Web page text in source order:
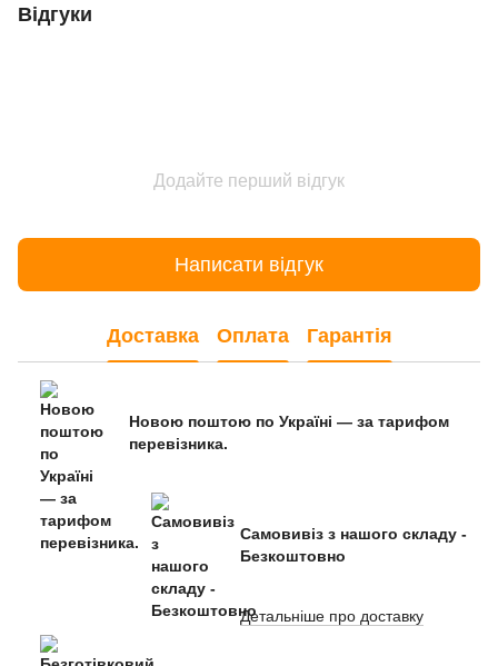
Відгуки
Додайте перший відгук
Написати відгук
Доставка Оплата Гарантія
Новою поштою по Україні — за тарифом
перевізника.
Самовивіз з нашого складу -
Безкоштовно
Детальніше про доставку